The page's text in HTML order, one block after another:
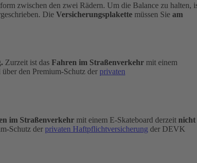
zwischen den zwei Rädern. Um die Balance zu halten,
Die Versicherungsplakette müssen Sie am
. Zurzeit ist das Fahren im Straßenverkehr mit einem
den Premium-Schutz der privaten
im Straßenverkehr mit einem E-Skateboard derzeit nicht
Schutz der privaten Haftpflichtversicherung der DEVK